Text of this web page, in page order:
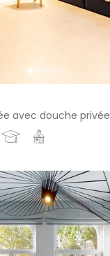
avec douche privée